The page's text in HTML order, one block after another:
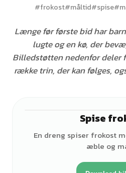
#frokost#måltid#spise#
Længe før første bid har
lugte og en kø, der
Billedstøtten nedenfor deler
række trin, der kan følges,
Spise
En dreng spiser frokost
æble og